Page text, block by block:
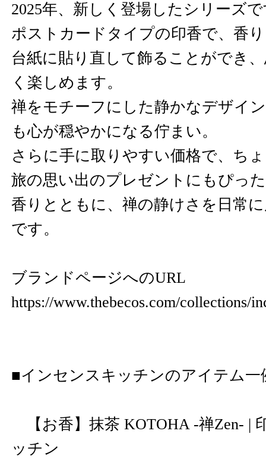
2025年、新しく登場したシリーズ
ポストカードタイプの印香で、香
台紙に貼り直して飾ることができ
く楽しめます。
禅をモチーフにした静かなデザイ
も心が穏やかになる佇まい。
さらに手に取りやすい価格で、ち
旅の思い出のプレゼントにもぴっ
香りとともに、禅の静けさを日常
です。
ブランドページへのURL
https://www.thebecos.com/collections/
■インセンスキッチンのアイテム一
【お香】抹茶 KOTOHA -禅Zen- |
ッチン